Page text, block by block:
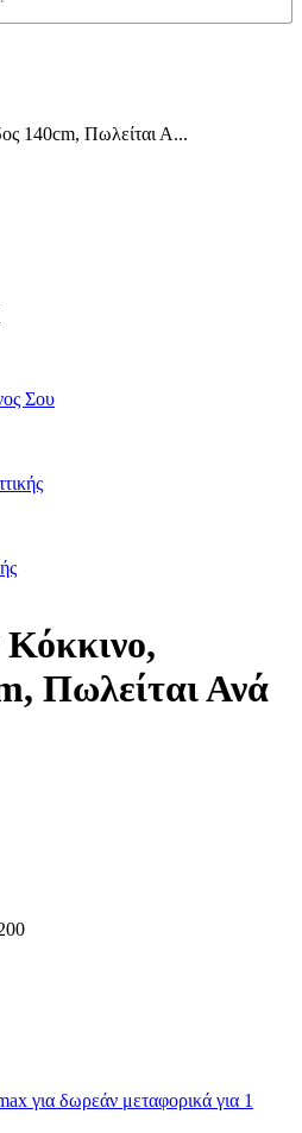
140cm, Πωλείται Α...
Σου
Πωλείται Ανά
για δωρεάν μεταφορικά για 1